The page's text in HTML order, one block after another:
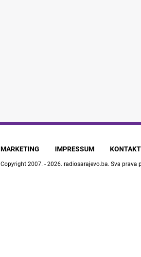
MARKETING IMPRESSUM KONTAKT
Copyright 2007. - 2026. radiosarajevo.ba. Sva prava